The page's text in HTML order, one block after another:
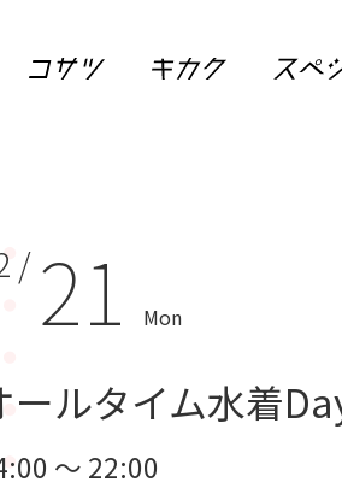
/ 21 Mon
ールタイム水着
～ 22:00